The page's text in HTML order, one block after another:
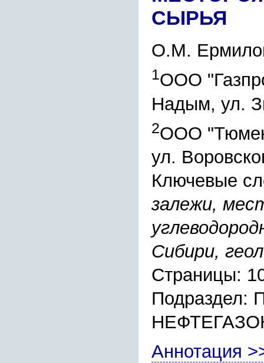
СЫРЬЯ
О.М.
1ООО
Надым, ул.
2ООО
ул.
Ключевые
залежи,
Сибири,
Страницы:
Аннотация